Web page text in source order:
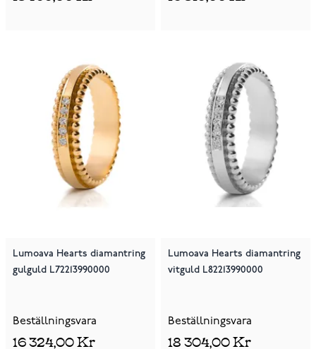
Lumoava Hearts diamantring
gulguld L72213990000
Beställningsvara
16 324,00 Kr
Lumoava Hearts diamantring
vitguld L82213990000
Beställningsvara
18 304,00 Kr